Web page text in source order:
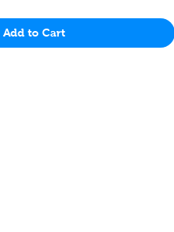
Add to Cart